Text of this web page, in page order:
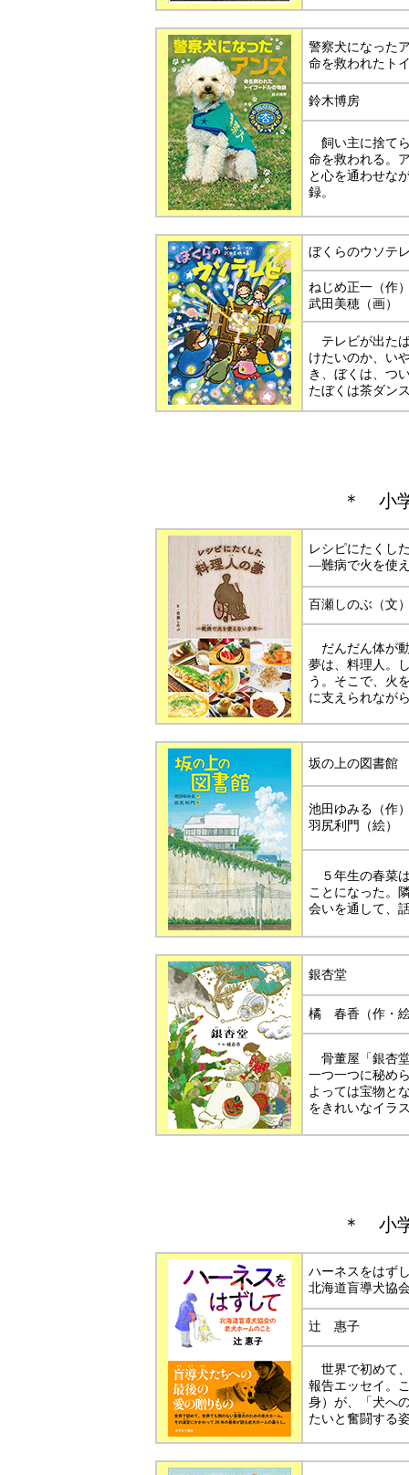
警察犬になっ
命を救われたト
鈴木博房
飼い主に捨て
命を救われる。
と心を通わせな
録。
ぼくらのウソテ
ねじめ正一（
武田美穂（画）
テレビが出た
けたいのか、い
き、ぼくは、つ
たぼくは茶ダン
＊ 小
レシピにたく
―難病で火を使
百瀬しのぶ（文
だんだん体が
夢は、料理人。
う。そこで、火
に支えられなが
坂の上の図書館
池田ゆみる（
羽尻利門（絵）
５年生の春菜
ことになった。
会いを通して、
銀杏堂
橘 春香（作・
骨董屋「銀杏
一つ一つに秘め
よっては宝物と
をきれいなイラ
＊ 小
ハーネスをは
北海道盲導犬協
辻 惠子
世界で初めて
報告エッセイ。
身）が、「犬へ
たいと奮闘する